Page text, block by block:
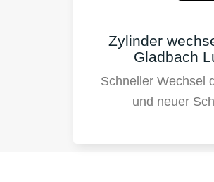
Zylinder
Gladbach
Schneller Wechsel
und neuer